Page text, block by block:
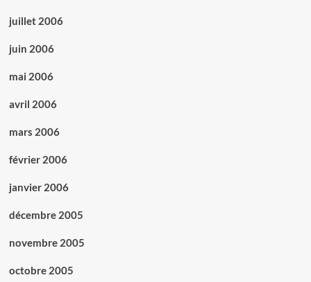
juillet 2006
juin 2006
mai 2006
avril 2006
mars 2006
février 2006
janvier 2006
décembre 2005
novembre 2005
octobre 2005